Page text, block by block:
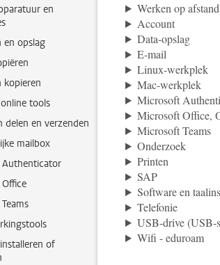
en
en opslag
kopieren
tools
delen en verzenden
mailbox
of
Werken op
Account
Data-opslag
E-mail
Linux-werkplek
Mac-werkplek
Microsoft
Microsoft Office,
Microsoft Teams
Onderzoek
Printen
SAP
Software en
Telefonie
USB-drive (USB-
Wifi - eduroam